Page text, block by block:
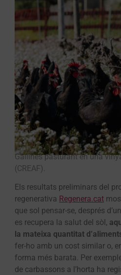
Gallines pasturant en una
(CREAF).
Els resultats preliminars del
regenerativa Regenera.cat
que sol pensar-se, després
es recupera la salut del sòl,
la mateixa quantitat
fer-ho amb un cost similar o,
forma més barata. Per
de carbassons a l’horta ha